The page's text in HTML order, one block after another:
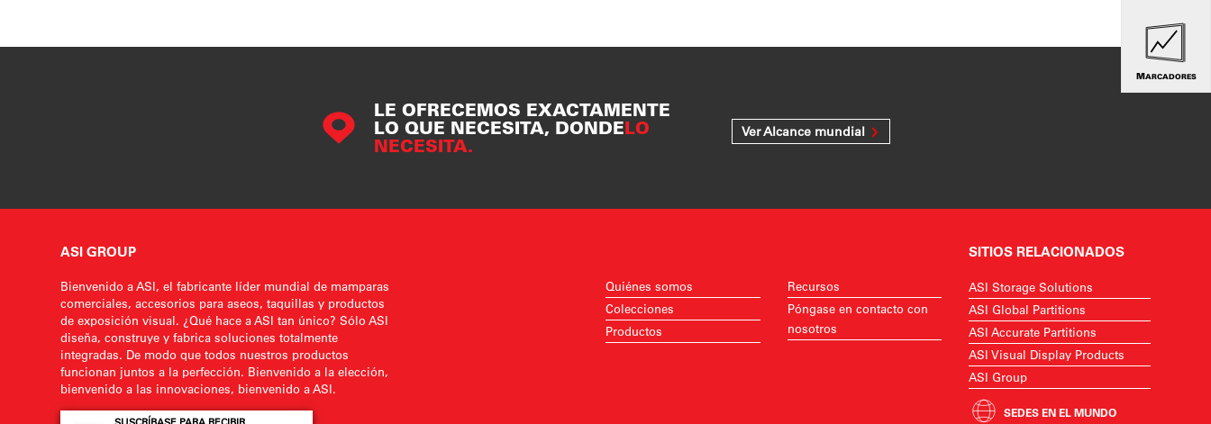
LE OFRECEMOS EXACTAMENTE
LO QUE NECESITA, DONDELO
NECESITA.
Ver Alcance mundial
MARCADORES
ASI GROUP
Bienvenido a ASI, el fabricante líder mundial de mamparas
comerciales, accesorios para aseos, taquillas y productos
de exposición visual. ¿Qué hace a ASI tan único? Sólo ASI
diseña, construye y fabrica soluciones totalmente
integradas. De modo que todos nuestros productos
funcionan juntos a la perfección. Bienvenido a la elección,
bienvenido a las innovaciones, bienvenido a ASI.
Quiénes somos
Colecciones
Productos
Recursos
Póngase en contacto con
nosotros
SITIOS RELACIONADOS
ASI Storage Solutions
ASI Global Partitions
ASI Accurate Partitions
ASI Visual Display Products
ASI Group
SEDES EN EL MUNDO